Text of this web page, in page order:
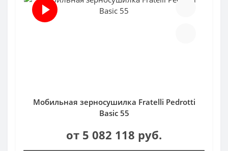
Мобильная зерносушилка Fratelli Pedrotti
Basic 55
от 5 082 118 руб.